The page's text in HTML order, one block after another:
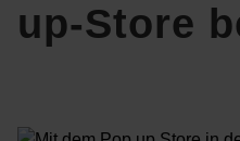
up-Store